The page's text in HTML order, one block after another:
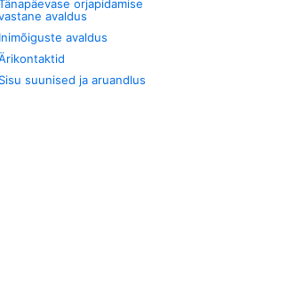
orjapidamise
avaldus
Inimõiguste avaldus
Sisu suunised ja aruandlus